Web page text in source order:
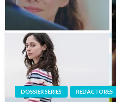
DOSSIER SERIES REDACTORES